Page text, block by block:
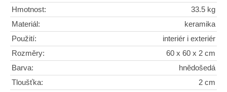
Hmotnost:
33.5 kg
Materiál:
keramika
Použití:
interiér i exteriér
Rozměry:
60 x 60 x 2 cm
Barva:
hnědošedá
Tloušťka:
2 cm